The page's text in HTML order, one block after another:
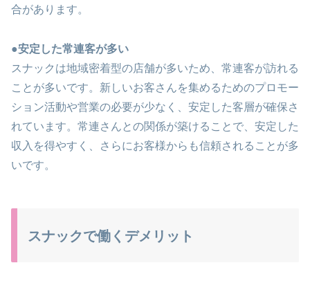
合があります。
●安定した常連客が多い
スナックは地域密着型の店舗が多いため、常連客が訪れる
ことが多いです。新しいお客さんを集めるためのプロモー
ション活動や営業の必要が少なく、安定した客層が確保さ
れています。常連さんとの関係が築けることで、安定した
収入を得やすく、さらにお客様からも信頼されることが多
いです。
スナックで働くデメリット